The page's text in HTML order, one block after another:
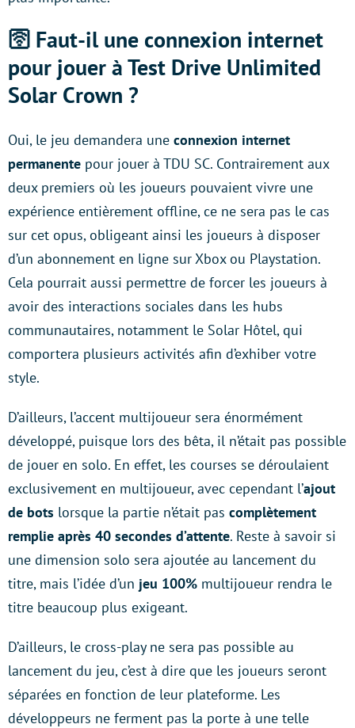
🛜 Faut-il une connexion internet
pour jouer à Test Drive Unlimited
Solar Crown ?
Oui, le jeu demandera une connexion internet
permanente pour jouer à TDU SC. Contrairement aux
deux premiers où les joueurs pouvaient vivre une
expérience entièrement offline, ce ne sera pas le cas
sur cet opus, obligeant ainsi les joueurs à disposer
d’un abonnement en ligne sur Xbox ou Playstation.
Cela pourrait aussi permettre de forcer les joueurs à
avoir des interactions sociales dans les hubs
communautaires, notamment le Solar Hôtel, qui
comportera plusieurs activités afin d’exhiber votre
style.
D’ailleurs, l’accent multijoueur sera énormément
développé, puisque lors des bêta, il n’était pas possible
de jouer en solo. En effet, les courses se déroulaient
exclusivement en multijoueur, avec cependant l’ajout
de bots lorsque la partie n’était pas complètement
remplie après 40 secondes d’attente. Reste à savoir si
une dimension solo sera ajoutée au lancement du
titre, mais l’idée d’un jeu 100% multijoueur rendra le
titre beaucoup plus exigeant.
D’ailleurs, le cross-play ne sera pas possible au
lancement du jeu, c’est à dire que les joueurs seront
séparées en fonction de leur plateforme. Les
développeurs ne ferment pas la porte à une telle